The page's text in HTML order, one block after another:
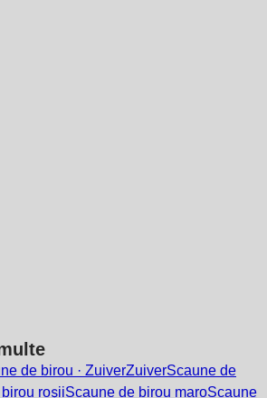
de birou · ZuiverZuiverScaune de
roșiiScaune de birou maroScaune